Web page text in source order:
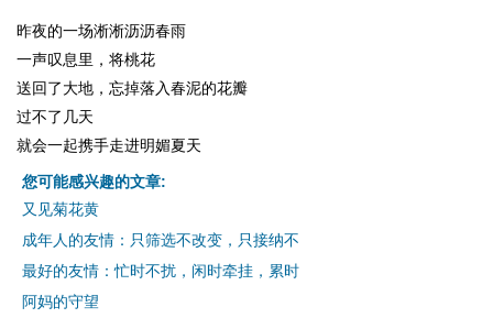
昨夜的一场淅淅沥沥春雨
一声叹息里，将桃花
送回了大地，忘掉落入春泥的花瓣
过不了几天
就会一起携手走进明媚夏天
您可能感兴趣的文章:
又见菊花黄
成年人的友情：只筛选不改变，只接纳不
最好的友情：忙时不扰，闲时牵挂，累时
阿妈的守望